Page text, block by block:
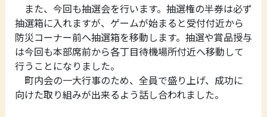
また、今回も抽選会を行います。抽選権の半券は必ず
抽選箱に入れますが、ゲームが始まると受付付近から
防災コーナー前へ抽選箱を移動します。抽選や賞品授与
は今回も本部席前から各丁目待機場所付近へ移動して
行うことになりました。
町内会の一大行事のため、全員で盛り上げ、成功に
向けた取り組みが出来るよう話し合われました。